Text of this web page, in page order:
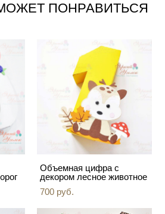
ПОНРАВИТЬСЯ
Объемная цифра с
декором лесное животное
700 pуб.